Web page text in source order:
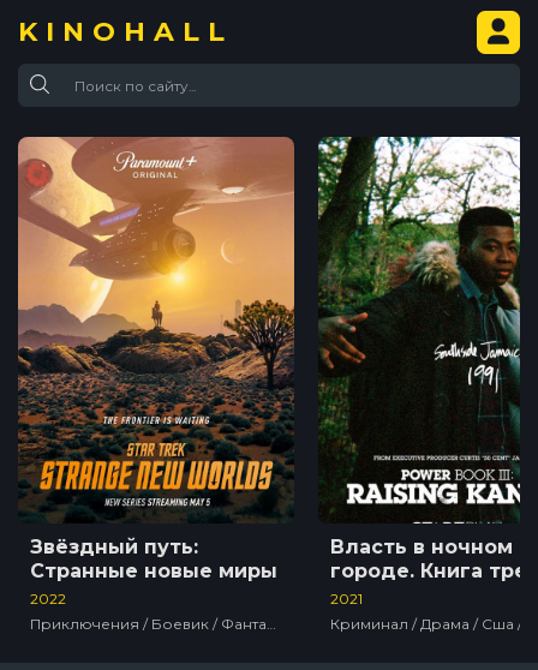
KINOHALL
Звёздный путь:
Странные новые миры
2022
Приключения / Боевик / Фантастика / Сша / Сериалы
Власть в ночном
городе. Книга
Юность Кэнена
2021